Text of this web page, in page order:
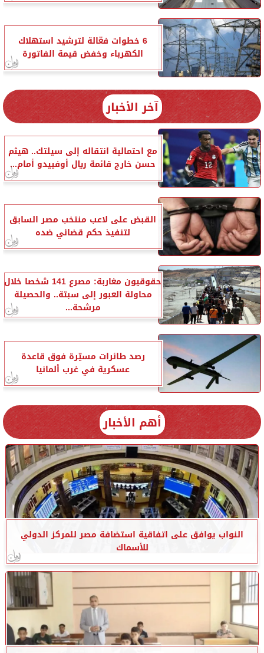
6 خطوات فعّالة لترشيد استهلاك
الكهرباء وخفض قيمة الفاتورة
آخر الأخبار
مع احتمالية انتقاله إلى سيلتك.. هيثم
حسن خارج قائمة ريال أوفييدو أمام...
القبض على لاعب منتخب مصر السابق
لتنفيذ حكم قضائي ضده
حقوقيون مغاربة: مصرع 141 شخصا خلال
محاولة العبور إلى سبتة.. والحصيلة
مرشحة...
رصد طائرات مسيّرة فوق قاعدة
عسكرية في غرب ألمانيا
أهم الأخبار
النواب يوافق على اتفاقية استضافة مصر للمركز الدولي
للأسماك